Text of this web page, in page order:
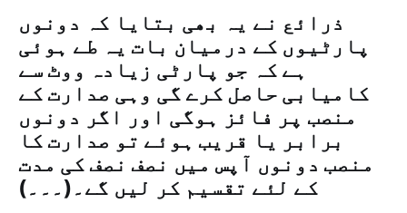
ذرائع نے یہ بھی بتایا کہ دونوں
پارٹیوں کے درمیان بات یہ طے ہوئی
ہے کہ جو پارٹی زیادہ ووٹ سے
کامیابی حاصل کرے گی وہی صدارت کے
منصب پر فائز ہوگی اور اگر دونوں
برابر یا قریب ہوئے تو صدارت کا
منصب دونوں آپس میں نصف نصف کی مدت
کے لئے تقسیم کر لیں گے۔(۔۔۔)